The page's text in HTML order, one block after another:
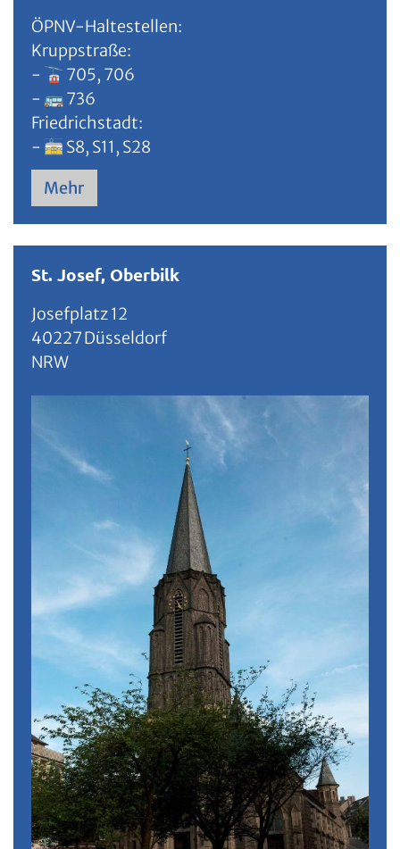
ÖPNV-Haltestellen:
Kruppstraße:
- 🚡 705, 706
- 🚌 736
Friedrichstadt:
- 🚋 S8, S11, S28
Mehr
St. Josef, Oberbilk
Josefplatz 12
40227Düsseldorf
NRW